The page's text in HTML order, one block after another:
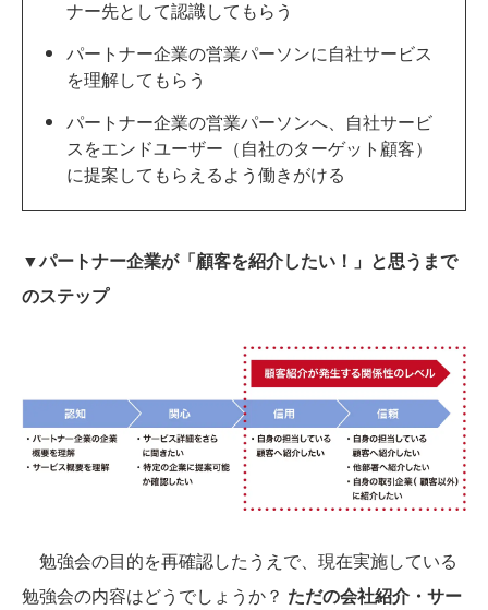
ナー先として認識してもらう
パートナー企業の営業パーソンに自社サービス
を理解してもらう
パートナー企業の営業パーソンへ、自社サービ
スをエンドユーザー（自社のターゲット顧客）
に提案してもらえるよう働きがける
▼パートナー企業が「顧客を紹介したい！」と思うまで
のステップ
勉強会の目的を再確認したうえで、現在実施している
勉強会の内容はどうでしょうか？ ただの会社紹介・サー